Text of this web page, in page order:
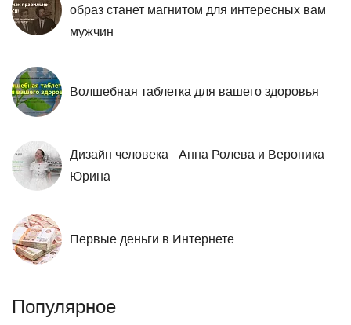
образ станет магнитом для интересных вам
мужчин
Волшебная таблетка для вашего здоровья
Дизайн человека - Анна Ролева и Вероника
Юрина
Первые деньги в Интернете
Популярное